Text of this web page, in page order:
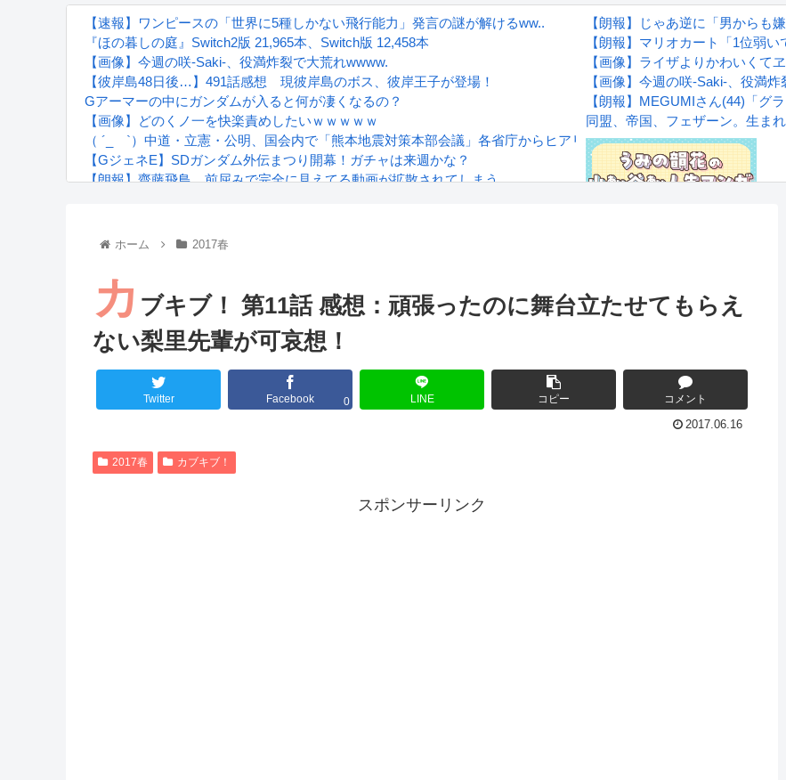
【速報】ワンピースの「世界に5種しかない飛行能力」発言の謎が解けるww..
『ほの暮しの庭』Switch2版 21,965本、Switch版 12,458本
【画像】今週の咲-Saki-、役満炸裂で大荒れwwww.
【彼岸島48日後…】491話感想 現彼岸島のボス、彼岸王子が登場！
Gアーマーの中にガンダムが入ると何が凄くなるの？
【画像】どのくノ一を快楽責めしたいｗｗｗｗｗ
（ ´_ゝ`）中道・立憲・公明、国会内で「熊本地震対策本部会議」各省庁からヒアリング・現地から意見聴取「パー
【GジェネE】SDガンダム外伝まつり開幕！ガチャは来週かな？
【朗報】齋藤飛鳥、前屈みで完全に見えてる動画が拡散されてしまう…
るろうに剣心 -明治剣客浪漫譚- 京都動乱 第33話の感想
Powered by livedoor 相互RSS
【朗報】じゃあ逆に「男からも
【朗報】マリオカート「1位弱
【画像】ライザよりかわいくて
【画像】今週の咲-Saki-、役満
【朗報】MEGUMIさん(44)「グ
同盟、帝国、フェザーン。生ま
ホーム 2017春
カ ブキブ！ 第11話 感想：頑張ったのに舞台立たせてもらえ
ない梨里先輩が可哀想！
Twitter Facebook 0 LINE コピー コメント
2017.06.16
2017春 カブキブ！
スポンサーリンク